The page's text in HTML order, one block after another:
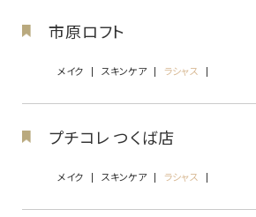
市原ロフト
メイク スキンケア ラシャス
プチコレ つくば店
メイク スキンケア ラシャス